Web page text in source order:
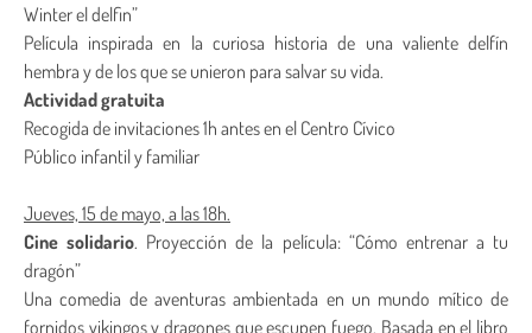
Winter el delfin”
Película inspirada en la curiosa historia de una valiente delfín
hembra y de los que se unieron para salvar su vida.
Actividad gratuita
Recogida de invitaciones 1h antes en el Centro Cívico
Público infantil y familiar
Jueves, 15 de mayo, a las 18h.
Cine solidario. Proyección de la película: “Cómo entrenar a tu
dragón”
Una comedia de aventuras ambientada en un mundo mítico de
fornidos vikingos y dragones que escupen fuego. Basada en el libro